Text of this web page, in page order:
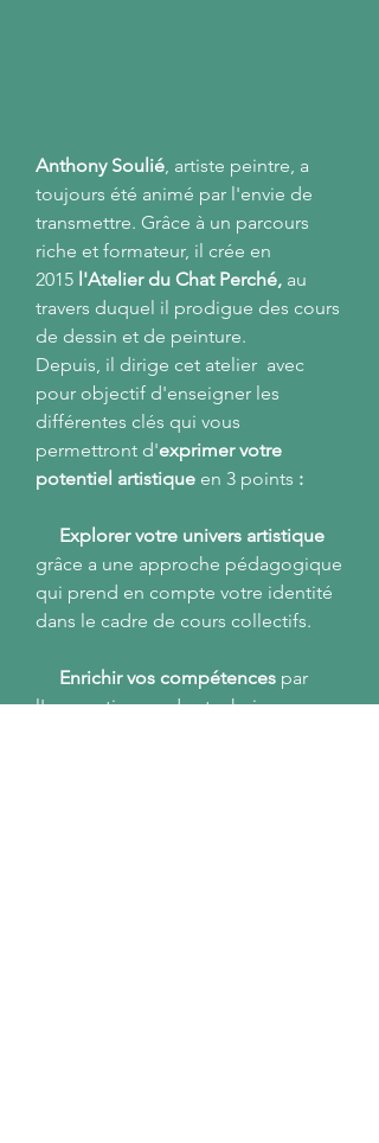
Anthony Soulié, artiste peintre, a
toujours été animé par l'envie de
transmettre. Grâce à un parcours
riche et formateur, il crée en
2015 l'Atelier du Chat Perché, au
travers duquel il prodigue des cours
de dessin et de peinture.
Depuis, il dirige cet atelier avec
pour objectif d'enseigner les
différentes clés qui vous
permettront d'exprimer votre
potentiel artistique en 3 points :
Explorer votre univers artistique
grâce a une approche pédagogique
qui prend en compte votre identité
dans le cadre de cours collectifs.
Enrichir vos compétences par
l'apprentissage des techniques